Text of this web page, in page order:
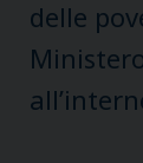
delle